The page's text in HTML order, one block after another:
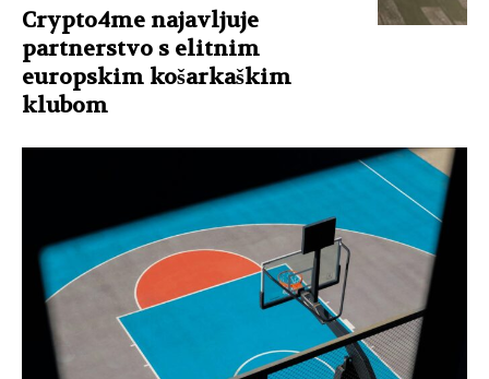
Crypto4me najavljuje
partnerstvo s elitnim
europskim košarkaškim
klubom